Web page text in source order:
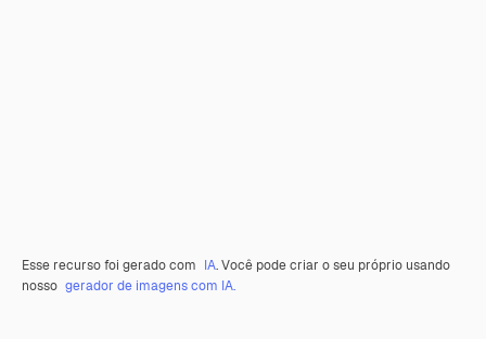
Esse recurso foi gerado com IA. Você pode criar o seu próprio usando
nosso gerador de imagens com IA.